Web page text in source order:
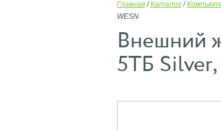
Главная /Каталог /
WESN
Внешний
5ТБ